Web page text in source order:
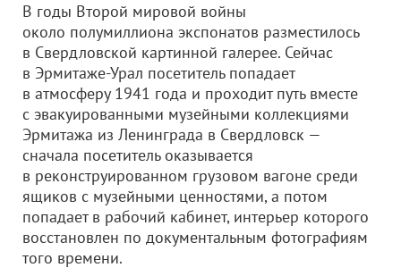
В годы Второй мировой войны
около полумиллиона экспонатов разместилось
в Свердловской картинной галерее. Сейчас
в Эрмитаже-Урал посетитель попадает
в атмосферу 1941 года и проходит путь вместе
с эвакуированными музейными коллекциями
Эрмитажа из Ленинграда в Свердловск —
сначала посетитель оказывается
в реконструированном грузовом вагоне среди
ящиков с музейными ценностями, а потом
попадает в рабочий кабинет, интерьер которого
восстановлен по документальным фотографиям
того времени.